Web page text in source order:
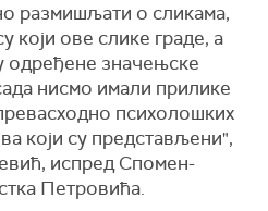
размишљати о сликама,
који ове слике граде, а
одређене значењске
нисмо имали прилике
психолошких
који су представљени",
испред Спомен-
Петровића.